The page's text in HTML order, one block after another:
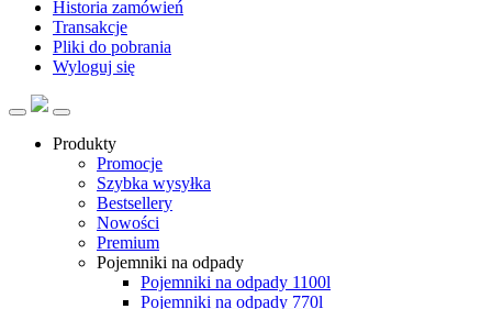
Historia zamówień
Transakcje
Pliki do pobrania
Wyloguj się
Produkty
Promocje
Szybka wysyłka
Bestsellery
Nowości
Premium
Pojemniki na odpady
Pojemniki na odpady 1100l
Pojemniki na odpady 770l